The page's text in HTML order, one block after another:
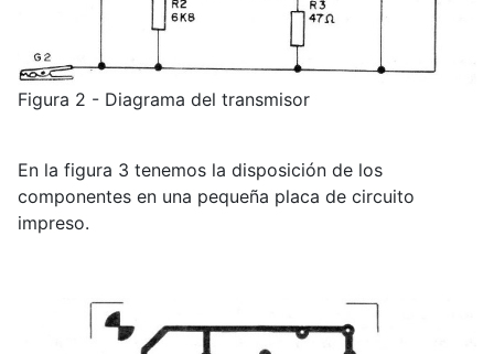
Figura 2 - Diagrama del transmisor
En la figura 3 tenemos la disposición de los
componentes en una pequeña placa de circuito
impreso.